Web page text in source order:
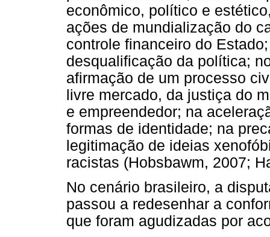
econômico, político e
ações de mundialização do
controle financeiro do
desqualificação da política;
afirmação de um processo
livre mercado, da justiça do
e empreendedor; na
formas de identidade; na
legitimação de ideias
racistas (Hobsbawm, 2007;
No cenário brasileiro, a
passou a redesenhar a
que foram agudizadas por